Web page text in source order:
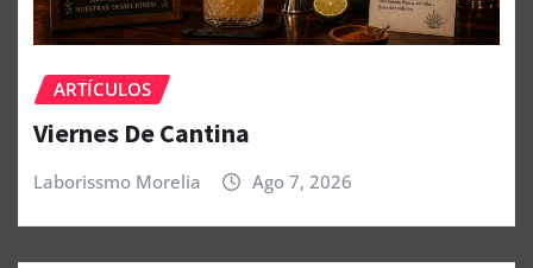
ARTÍCULOS
Viernes De Cantina
Laborissmo Morelia Ago 7, 2026